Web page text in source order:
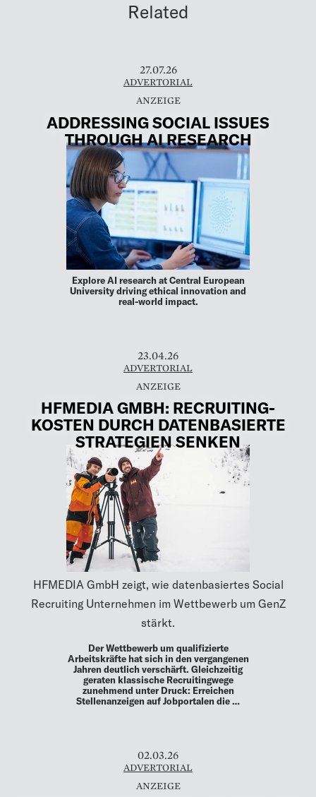
Related
27.07.26
ADVERTORIAL
ADDRESSING SOCIAL ISSUES
THROUGH AI RESEARCH
Explore AI research at Central European
University driving ethical innovation and
real-world impact.
23.04.26
ADVERTORIAL
HFMEDIA GMBH: RECRUITING-
KOSTEN DURCH DATENBASIERTE
STRATEGIEN SENKEN
HFMEDIA GmbH zeigt, wie datenbasiertes Social
Recruiting Unternehmen im Wettbewerb um GenZ
stärkt.
Der Wettbewerb um qualifizierte
Arbeitskräfte hat sich in den vergangenen
Jahren deutlich verschärft. Gleichzeitig
geraten klassische Recruitingwege
zunehmend unter Druck: Erreichen
Stellenanzeigen auf Jobportalen die …
02.03.26
ADVERTORIAL